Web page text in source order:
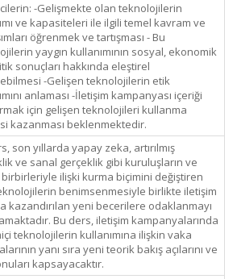
-Gelişmekte olan teknolojilerin
ve kapasiteleri ile ilgili temel kavram ve
öğrenmek ve tartışması - Bu
yaygın kullanımının sosyal, ekonomik
sonuçları hakkında eleştirel
-Gelişen teknolojilerin etik
anlaması -İletişim kampanyası içeriği
için gelişen teknolojileri kullanma
kazanması beklenmektedir.
son yıllarda yapay zeka, artırılmış
ve sanal gerçeklik gibi kuruluşların ve
birbirleriyle ilişki kurma biçimini değiştiren
benimsenmesiyle birlikte iletişim
kazandırılan yeni becerilere odaklanmayı
Bu ders, iletişim kampanyalarında
teknolojilerin kullanımına ilişkin vaka
yanı sıra yeni teorik bakış açılarını ve
kapsayacaktır.